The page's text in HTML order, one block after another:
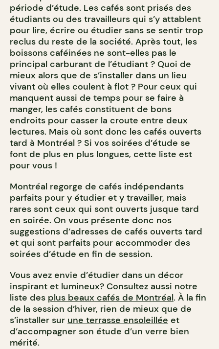
période d’étude. Les cafés sont prisés des
étudiants ou des travailleurs qui s’y attablent
pour lire, écrire ou étudier sans se sentir trop
reclus du reste de la société. Après tout, les
boissons caféinées ne sont-elles pas le
principal carburant de l’étudiant ? Quoi de
mieux alors que de s’installer dans un lieu
vivant où elles coulent à flot ? Pour ceux qui
manquent aussi de temps pour se faire à
manger, les cafés constituent de bons
endroits pour casser la croute entre deux
lectures. Mais où sont donc les cafés ouverts
tard à Montréal ? Si vos soirées d’étude se
font de plus en plus longues, cette liste est
pour vous !
Montréal regorge de cafés indépendants
parfaits pour y étudier et y travailler, mais
rares sont ceux qui sont ouverts jusque tard
en soirée. On vous présente donc nos
suggestions d’adresses de cafés ouverts tard
et qui sont parfaits pour accommoder des
soirées d’étude en fin de session.
Vous avez envie d’étudier dans un décor
inspirant et lumineux? Consultez aussi notre
liste des plus beaux cafés de Montréal. À la fin
de la session d’hiver, rien de mieux que de
s’installer sur une terrasse ensoleillée et
d’accompagner son étude d’un verre bien
mérité.